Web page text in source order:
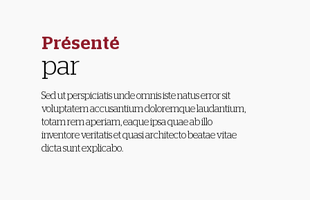
Présenté
par
Sed ut perspiciatis unde omnis iste natus error sit
voluptatem accusantium doloremque laudantium,
totam rem aperiam, eaque ipsa quae ab illo
inventore veritatis et quasi architecto beatae vitae
dicta sunt explicabo.